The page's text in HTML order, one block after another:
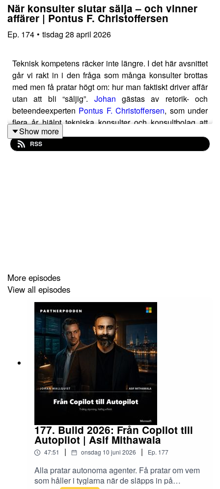
När konsulter slutar sälja – och vinner
affärer | Pontus F. Christoffersen
Ep. 174 • tisdag 28 april 2026
Teknisk kompetens räcker inte längre. I det här avsnittet
går vi rakt in i den fråga som många konsulter brottas
med men få pratar högt om: hur man faktiskt driver affär
utan att bli “säljig”. Johan gästas av retorik- och
beteendeexperten Pontus F. Christoffersen, som under
flera år hjälpt tekniska konsulter och konsultbolag att
bygga affärer genom förtroende, inte push. Samtalet rör
sig från varför ordet försäljning väcker motstånd, till
Kapitel:
00:00 Varför konsulter hatar “sälj”
02:25 Försäljning vs rådgivning – var går gränsen?
04:50 Från expertångest till affärsstolthet
07:00 Därför saknar konsulter affärsverktyg
10:15 Vad kunder faktiskt väljer leverantör på
12:30 Varför engångskurser inte funkar
14:40 Trust equation – bryt ner förtroende i beteenden
25:15 Att våga utmana kunden på rätt sätt
Show more
RSS
More episodes
View all episodes
177. Build 2026: Från Copilot till
Autopilot | Asif Mithawala
47:51 | onsdag 10 juni 2026 | Ep. 177
Alla pratar autonoma agenter. Få pratar om vem
som håller i tyglarna när de släpps in på